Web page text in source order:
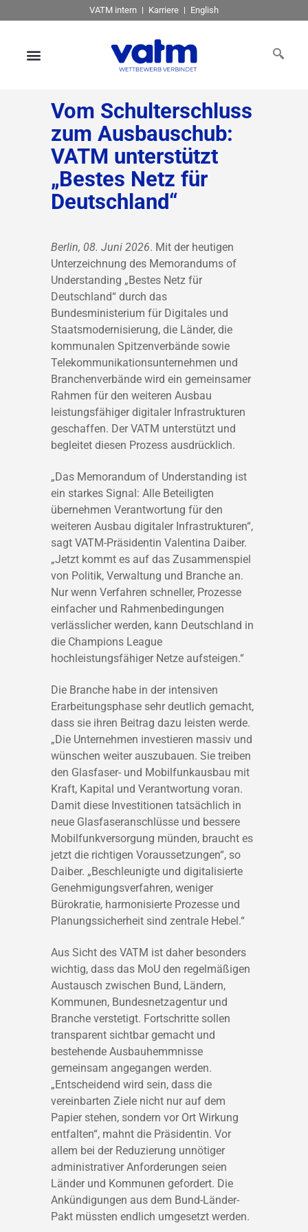
VATM intern Karriere English
Vom Schulterschluss
zum Ausbauschub:
VATM unterstützt
„Bestes Netz für
Deutschland“
Berlin, 08. Juni 2026. Mit der heutigen
Unterzeichnung des Memorandums of
Understanding „Bestes Netz für
Deutschland“ durch das
Bundesministerium für Digitales und
Staatsmodernisierung, die Länder, die
kommunalen Spitzenverbände sowie
Telekommunikationsunternehmen und
Branchenverbände wird ein gemeinsamer
Rahmen für den weiteren Ausbau
leistungsfähiger digitaler Infrastrukturen
geschaffen. Der VATM unterstützt und
begleitet diesen Prozess ausdrücklich.
„Das Memorandum of Understanding ist
ein starkes Signal: Alle Beteiligten
übernehmen Verantwortung für den
weiteren Ausbau digitaler Infrastrukturen“,
sagt VATM-Präsidentin Valentina Daiber.
„Jetzt kommt es auf das Zusammenspiel
von Politik, Verwaltung und Branche an.
Nur wenn Verfahren schneller, Prozesse
einfacher und Rahmenbedingungen
verlässlicher werden, kann Deutschland in
die Champions League
hochleistungsfähiger Netze aufsteigen.“
Die Branche habe in der intensiven
Erarbeitungsphase sehr deutlich gemacht,
dass sie ihren Beitrag dazu leisten werde.
„Die Unternehmen investieren massiv und
wünschen weiter auszubauen. Sie treiben
den Glasfaser- und Mobilfunkausbau mit
Kraft, Kapital und Verantwortung voran.
Damit diese Investitionen tatsächlich in
neue Glasfaseranschlüsse und bessere
Mobilfunkversorgung münden, braucht es
jetzt die richtigen Voraussetzungen“, so
Daiber. „Beschleunigte und digitalisierte
Genehmigungsverfahren, weniger
Bürokratie, harmonisierte Prozesse und
Planungssicherheit sind zentrale Hebel.“
Aus Sicht des VATM ist daher besonders
wichtig, dass das MoU den regelmäßigen
Austausch zwischen Bund, Ländern,
Kommunen, Bundesnetzagentur und
Branche verstetigt. Fortschritte sollen
transparent sichtbar gemacht und
bestehende Ausbauhemmnisse
gemeinsam angegangen werden.
„Entscheidend wird sein, dass die
vereinbarten Ziele nicht nur auf dem
Papier stehen, sondern vor Ort Wirkung
entfalten“, mahnt die Präsidentin. Vor
allem bei der Reduzierung unnötiger
administrativer Anforderungen seien
Länder und Kommunen gefordert. Die
Ankündigungen aus dem Bund-Länder-
Pakt müssten endlich umgesetzt werden.